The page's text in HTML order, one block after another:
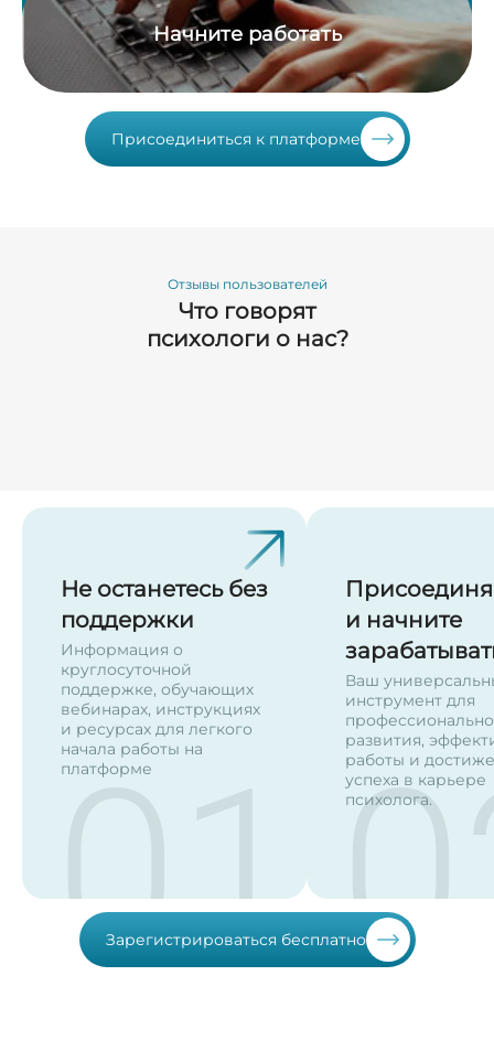
Начните работать
Присоединиться к платформе
Отзывы пользователей
Что говорят
психологи о нас?
Не останетесь без
поддержки
Информация о
круглосуточной
поддержке, обучающих
вебинарах, инструкциях
и ресурсах для легкого
начала работы на
платформе
01
и начните
Ваш
инструмент для
развития,
работы и
успеха в карьере
психолога.
Зарегистрироваться бесплатно